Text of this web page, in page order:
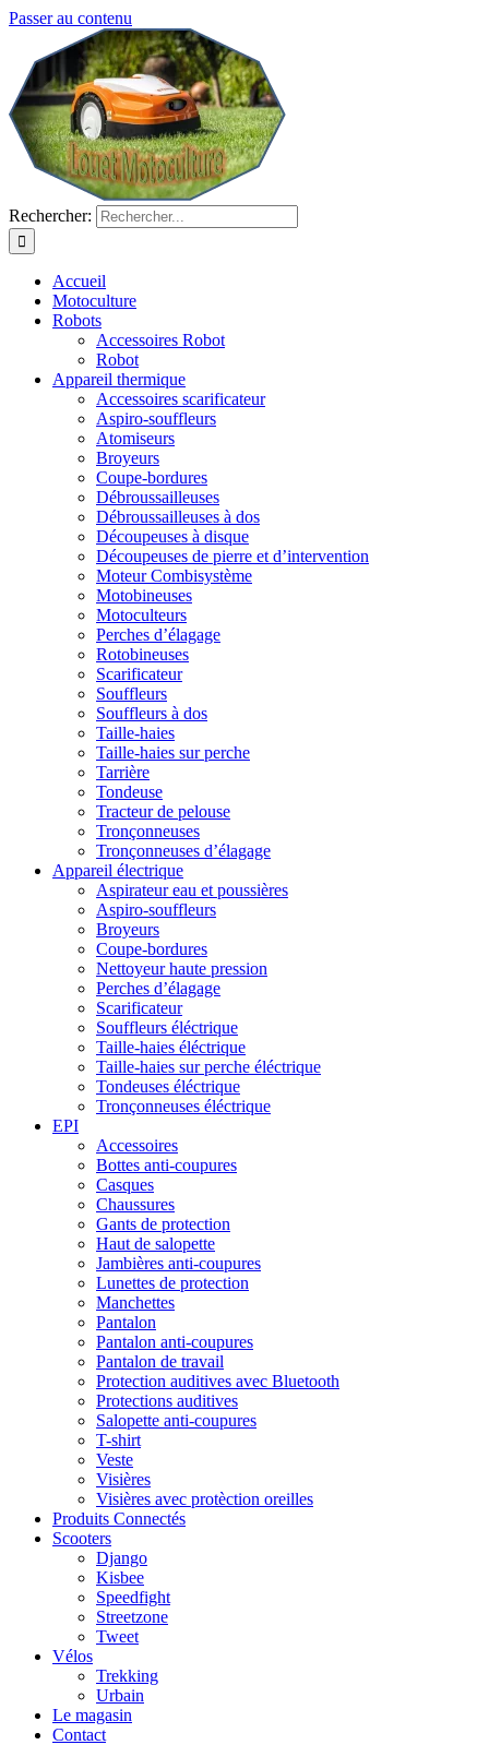
Passer au contenu
Rechercher:
Accueil
Motoculture
Robots
Accessoires Robot
Robot
Appareil thermique
Accessoires scarificateur
Aspiro-souffleurs
Atomiseurs
Broyeurs
Coupe-bordures
Débroussailleuses
Débroussailleuses à dos
Découpeuses à disque
Découpeuses de pierre et d’intervention
Moteur Combisystème
Motobineuses
Motoculteurs
Perches d’élagage
Rotobineuses
Scarificateur
Souffleurs
Souffleurs à dos
Taille-haies
Taille-haies sur perche
Tarrière
Tondeuse
Tracteur de pelouse
Tronçonneuses
Tronçonneuses d’élagage
Appareil électrique
Aspirateur eau et poussières
Aspiro-souffleurs
Broyeurs
Coupe-bordures
Nettoyeur haute pression
Perches d’élagage
Scarificateur
Souffleurs éléctrique
Taille-haies éléctrique
Taille-haies sur perche éléctrique
Tondeuses éléctrique
Tronçonneuses éléctrique
EPI
Accessoires
Bottes anti-coupures
Casques
Chaussures
Gants de protection
Haut de salopette
Jambières anti-coupures
Lunettes de protection
Manchettes
Pantalon
Pantalon anti-coupures
Pantalon de travail
Protection auditives avec Bluetooth
Protections auditives
Salopette anti-coupures
T-shirt
Veste
Visières
Visières avec protèction oreilles
Produits Connectés
Scooters
Django
Kisbee
Speedfight
Streetzone
Tweet
Vélos
Trekking
Urbain
Le magasin
Contact